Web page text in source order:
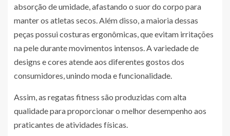
absorção de umidade, afastando o suor do corpo para
manter os atletas secos. Além disso, a maioria dessas
peças possui costuras ergonômicas, que evitam irritações
na pele durante movimentos intensos. A variedade de
designs e cores atende aos diferentes gostos dos
consumidores, unindo moda e funcionalidade.
Assim, as regatas fitness são produzidas com alta
qualidade para proporcionar o melhor desempenho aos
praticantes de atividades físicas.